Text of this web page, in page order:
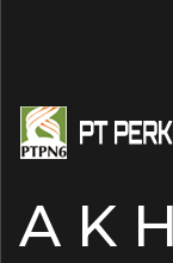
A K